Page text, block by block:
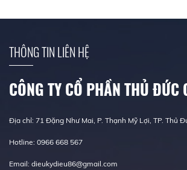
THÔNG TIN LIÊN HỆ
CÔNG TY CỔ PHẦN THỦ ĐỨC
Địa chỉ: 71 Đặng Như Mai, P. Thạnh Mỹ Lợi, TP. Thủ
Hotline: 0966 668 567
Email: dieukydieu86@gmail.com